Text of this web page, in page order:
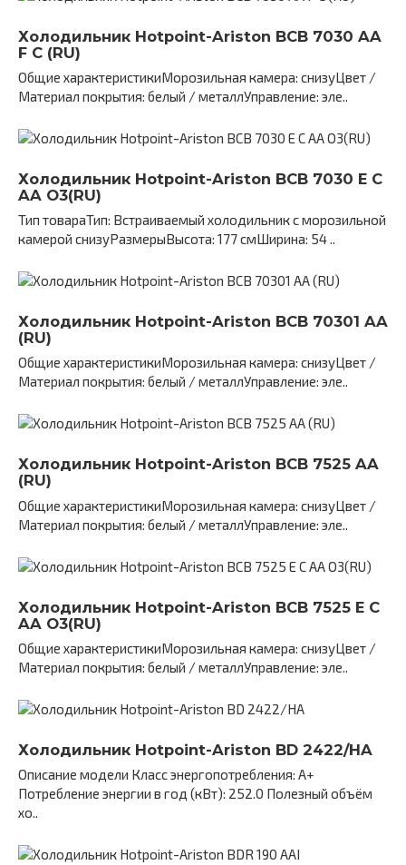
Холодильник Hotpoint-Ariston BCB 7030 AA
F C (RU)
Общие характеристикиМорозильная камера: снизуЦвет /
Материал покрытия: белый / металлУправление: эле..
Холодильник Hotpoint-Ariston BCB 7030 E C
AA O3(RU)
Тип товараТип: Встраиваемый холодильник с морозильной
камерой снизуРазмерыВысота: 177 смШирина: 54 ..
Холодильник Hotpoint-Ariston BCB 70301 AA
(RU)
Общие характеристикиМорозильная камера: снизуЦвет /
Материал покрытия: белый / металлУправление: эле..
Холодильник Hotpoint-Ariston BCB 7525 AA
(RU)
Общие характеристикиМорозильная камера: снизуЦвет /
Материал покрытия: белый / металлУправление: эле..
Холодильник Hotpoint-Ariston BCB 7525 E C
AA O3(RU)
Общие характеристикиМорозильная камера: снизуЦвет /
Материал покрытия: белый / металлУправление: эле..
Холодильник Hotpoint-Ariston BD 2422/HA
Описание модели Класс энергопотребления: A+
Потребление энергии в год (кВт): 252.0 Полезный объём
хо..